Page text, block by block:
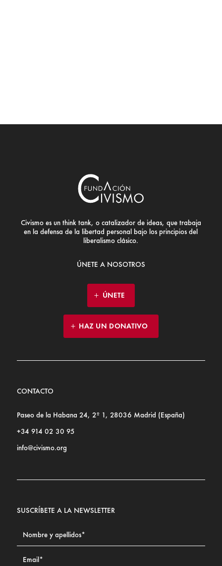
Civismo es un think tank, o catalizador de ideas, que trabaja
en la defensa de la libertad personal bajo los principios del
liberalismo clásico.
ÚNETE A NOSOTROS
ÚNETE
HAZ UN DONATIVO
CONTACTO
Paseo de la Habana 24, 2º 1, 28036 Madrid (España)
+34 914 02 30 95
info@civismo.org
SUSCRÍBETE A LA NEWSLETTER